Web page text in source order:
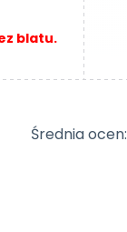
blatu.
Średnia ocen: